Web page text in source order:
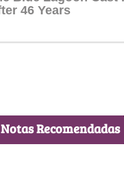
Notas Recomendadas